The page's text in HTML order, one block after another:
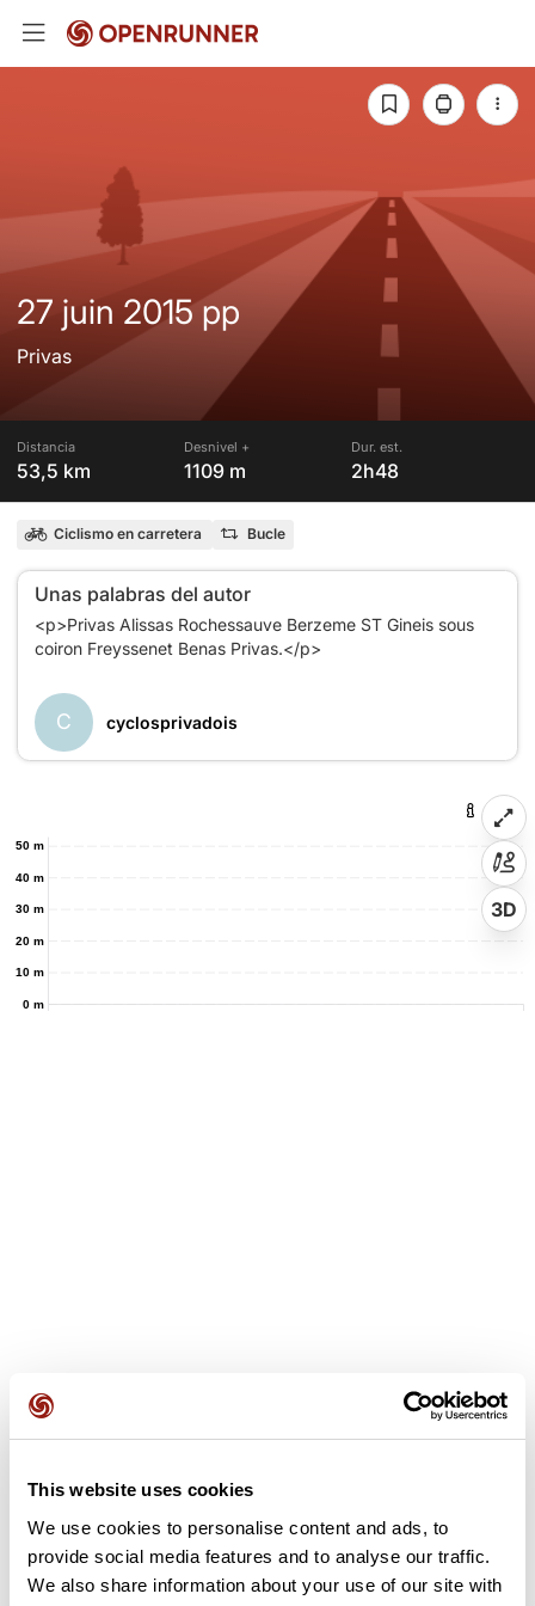
This website uses cookies
We use cookies to personalise content and ads, to
provide social media features and to analyse our traffic.
We also share information about your use of our site with
27 juin 2015 pp
Privas
Distancia
53,5 km
Desnivel +
1109 m
Dur. est.
2h48
Ciclismo en carretera Bucle
Unas palabras del autor
<p>Privas Alissas Rochessauve Berzeme ST Gineis sous
coiron Freyssenet Benas Privas.</p>
C cyclosprivadois
0 m
10 m
20 m
30 m
40 m
50 m
3D
Opiniones de los usuarios
completado? ¡Deja la primera opinión!
Añadir una opinión